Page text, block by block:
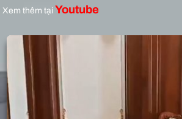
Xem thêm tại Youtube